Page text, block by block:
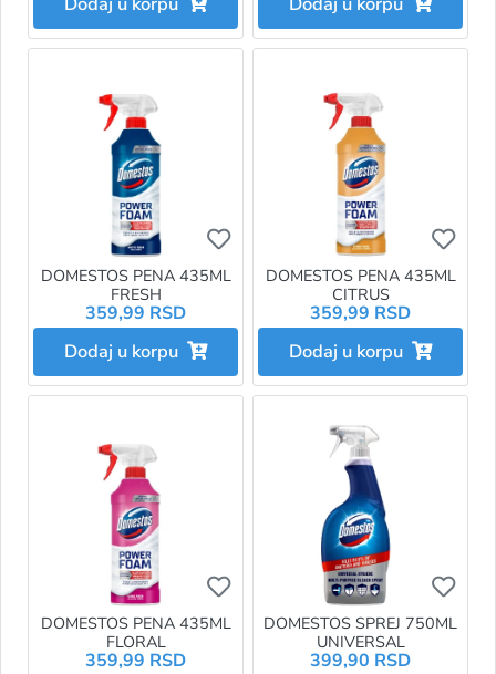
Ukoliko želite da dodate
DOMESTOS PENA 435ML
FRESH
359,99 RSD
Dodaj u korpu
DOMESTOS PENA 435ML
CITRUS
359,99 RSD
Dodaj u korpu
Ukoliko želite da dodate
DOMESTOS PENA 435ML
FLORAL
359,99 RSD
DOMESTOS SPREJ 750ML
UNIVERSAL
399,90 RSD